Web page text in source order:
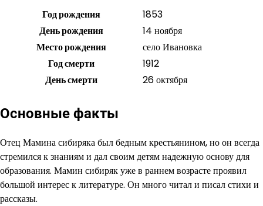
Год рождения
1853
День рождения
14 ноября
Место рождения
село Ивановка
Год смерти
1912
День смерти
26 октября
Основные факты
Отец Мамина сибиряка был бедным крестьянином, но он всегда
стремился к знаниям и дал своим детям надежную основу для
образования. Мамин сибиряк уже в раннем возрасте проявил
большой интерес к литературе. Он много читал и писал стихи и
рассказы.